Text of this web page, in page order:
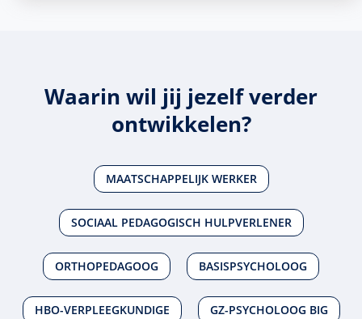
Waarin wil jij jezelf verder
ontwikkelen?
MAATSCHAPPELIJK WERKER
SOCIAAL PEDAGOGISCH HULPVERLENER
ORTHOPEDAGOOG BASISPSYCHOLOOG
HBO-VERPLEEGKUNDIGE GZ-PSYCHOLOOG BIG